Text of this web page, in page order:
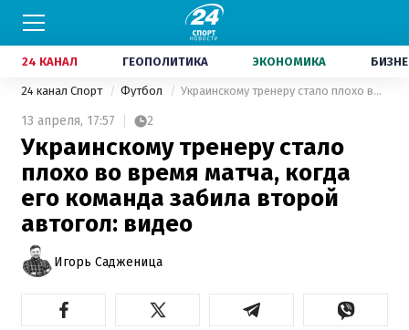
24 КАНАЛ ГЕОПОЛИТИКА ЭКОНОМИКА
24 канал Спорт Футбол Украинскому тренеру стало плохо во время матча, когда его команда забила второй автогол: видео
13 апреля, 17:57 2
Украинскому тренеру стало
плохо во время матча, когда
его команда забила второй
автогол: видео
Игорь Садженица